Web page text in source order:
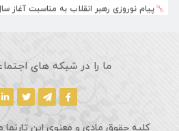
پیام نوروزی رهبر انقلاب به مناسبت آغاز سال
ماه مبارک رمضان، فرصتی طلایی برای تزکیه
ما را در شبکه های
کلیه حقوق مادی و معنوی این